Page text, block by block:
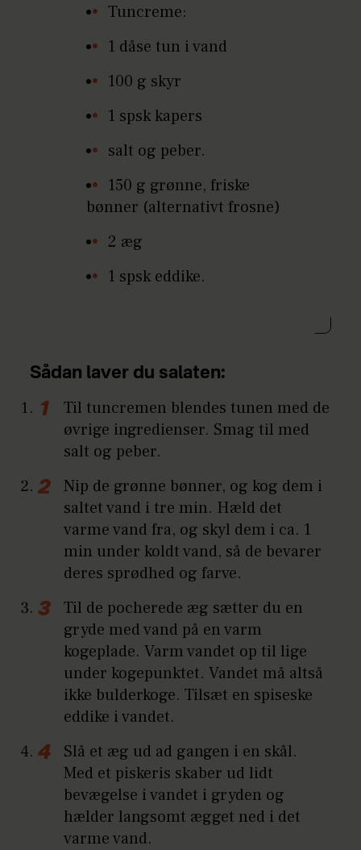
Tuncreme:
1 dåse tun i vand
100 g skyr
1 spsk kapers
salt og peber.
150 g grønne, friske
bønner (alternativt frosne)
2 æg
1 spsk eddike.
Sådan laver du salaten:
Til tuncremen blendes tunen med de
øvrige ingredienser. Smag til med
salt og peber.
Nip de grønne bønner, og kog dem i
saltet vand i tre min. Hæld det
varme vand fra, og skyl dem i ca. 1
min under koldt vand, så de bevarer
deres sprødhed og farve.
Til de pocherede æg sætter du en
gryde med vand på en varm
kogeplade. Varm vandet op til lige
under kogepunktet. Vandet må altså
ikke bulderkoge. Tilsæt en spiseske
eddike i vandet.
Slå et æg ud ad gangen i en skål.
Med et piskeris skaber ud lidt
bevægelse i vandet i gryden og
hælder langsomt ægget ned i det
varme vand.